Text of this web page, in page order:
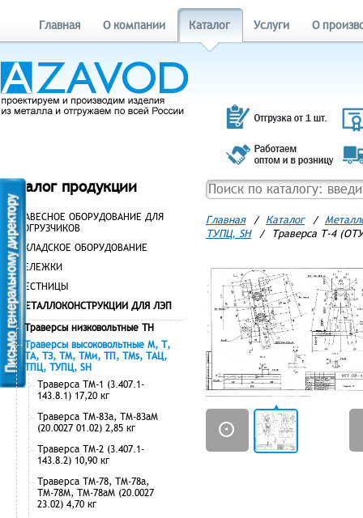
Главная О компании Каталог Услуги О
Каталог продукции
НАВЕСНОЕ ОБОРУДОВАНИЕ ДЛЯ
ПОГРУЗЧИКОВ
СКЛАДСКОЕ ОБОРУДОВАНИЕ
ТЕЛЕЖКИ
ЛЕСТНИЦЫ
МЕТАЛЛОКОНСТРУКЦИИ ДЛЯ ЛЭП
Траверсы низковольтные ТН
Траверсы высоковольтные М, Т,
ТА, ТЗ, ТМ, ТМи, ТП, ТМs, ТАЦ,
ТПЦ, ТУПЦ, SH
Траверса ТМ-1 (3.407.1-
143.8.1) 17,20 кг
Траверса ТМ-83а, ТМ-83аМ
(20.0027 01.02) 2,85 кг
Траверса ТМ-2 (3.407.1-
143.8.2) 10,90 кг
Траверса ТМ-78, ТМ-78а,
ТМ-78М, ТМ-78аМ (20.0027
23.02) 4,70 кг
Главная / Каталог /
ТУПЦ, SH
/ Траверса Т-4